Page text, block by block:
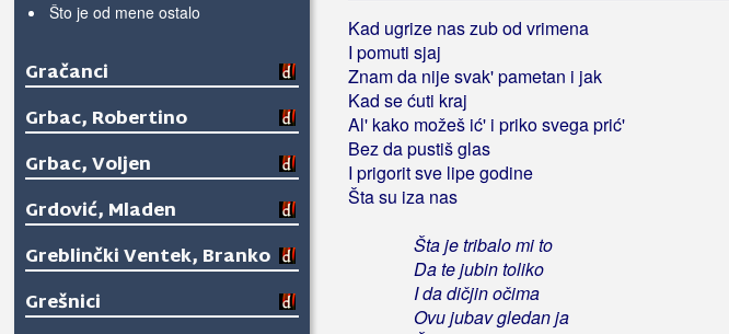
Što je od mene ostalo
Gračanci
Grbac, Robertino
Grbac, Voljen
Grdović, Mladen
Greblinčki Ventek, Branko
Grešnici
Kad ugrize nas zub od vrimena
I pomuti sjaj
Znam da nije svak' pametan i jak
Kad se ćuti kraj
Al' kako možeš ić' i priko svega prić'
Bez da pustiš glas
I prigorit sve lipe godine
Šta su iza nas
Šta je tribalo mi to
Da te jubin toliko
I da dičjin očima
Ovu jubav gledan ja